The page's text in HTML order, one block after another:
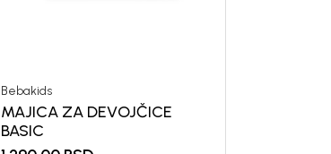
Bebakids
MAJICA ZA DEVOJČICE
BASIC